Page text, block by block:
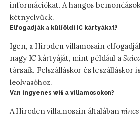
információkat. A hangos
kétnyelvűek.
Elfogadják a külföldi IC kártyákat?
Igen, a Hiroden villamosain
nagy IC kártyáját, mint például a
társaik. Felszálláskor és leszálláskor
leolvasóhoz.
Van ingyenes wifi a villamosokon?
A Hiroden villamosain általában